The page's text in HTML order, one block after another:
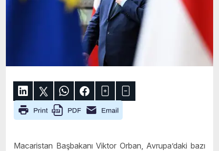
Macaristan Başbakanı Viktor Orban, Avrupa’daki bazı